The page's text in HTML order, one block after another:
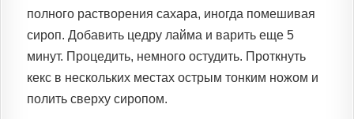
полного растворения сахара, иногда помешивая
сироп. Добавить цедру лайма и варить еще 5
минут. Процедить, немного остудить. Проткнуть
кекс в нескольких местах острым тонким ножом и
полить сверху сиропом.